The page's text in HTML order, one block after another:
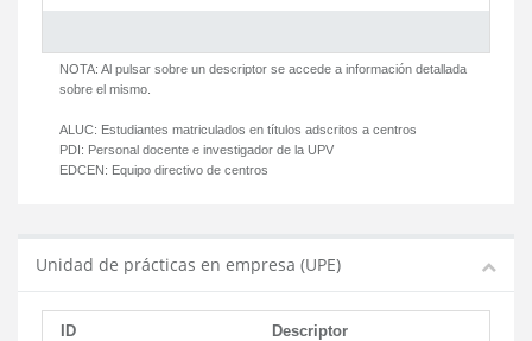
NOTA: Al pulsar sobre un descriptor se accede a información detallada
sobre el mismo.
ALUC: Estudiantes matriculados en títulos adscritos a centros
PDI: Personal docente e investigador de la UPV
EDCEN: Equipo directivo de centros
Unidad de prácticas en empresa (UPE)
ID Descriptor